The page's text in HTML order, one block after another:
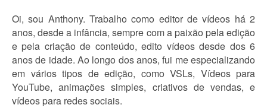
Oi, sou Anthony. Trabalho como editor de vídeos há 2
anos, desde a infância, sempre com a paixão pela edição
e pela criação de conteúdo, edito vídeos desde dos 6
anos de idade. Ao longo dos anos, fui me especializando
em vários tipos de edição, como VSLs, Vídeos para
YouTube, animações simples, criativos de vendas, e
vídeos para redes sociais.